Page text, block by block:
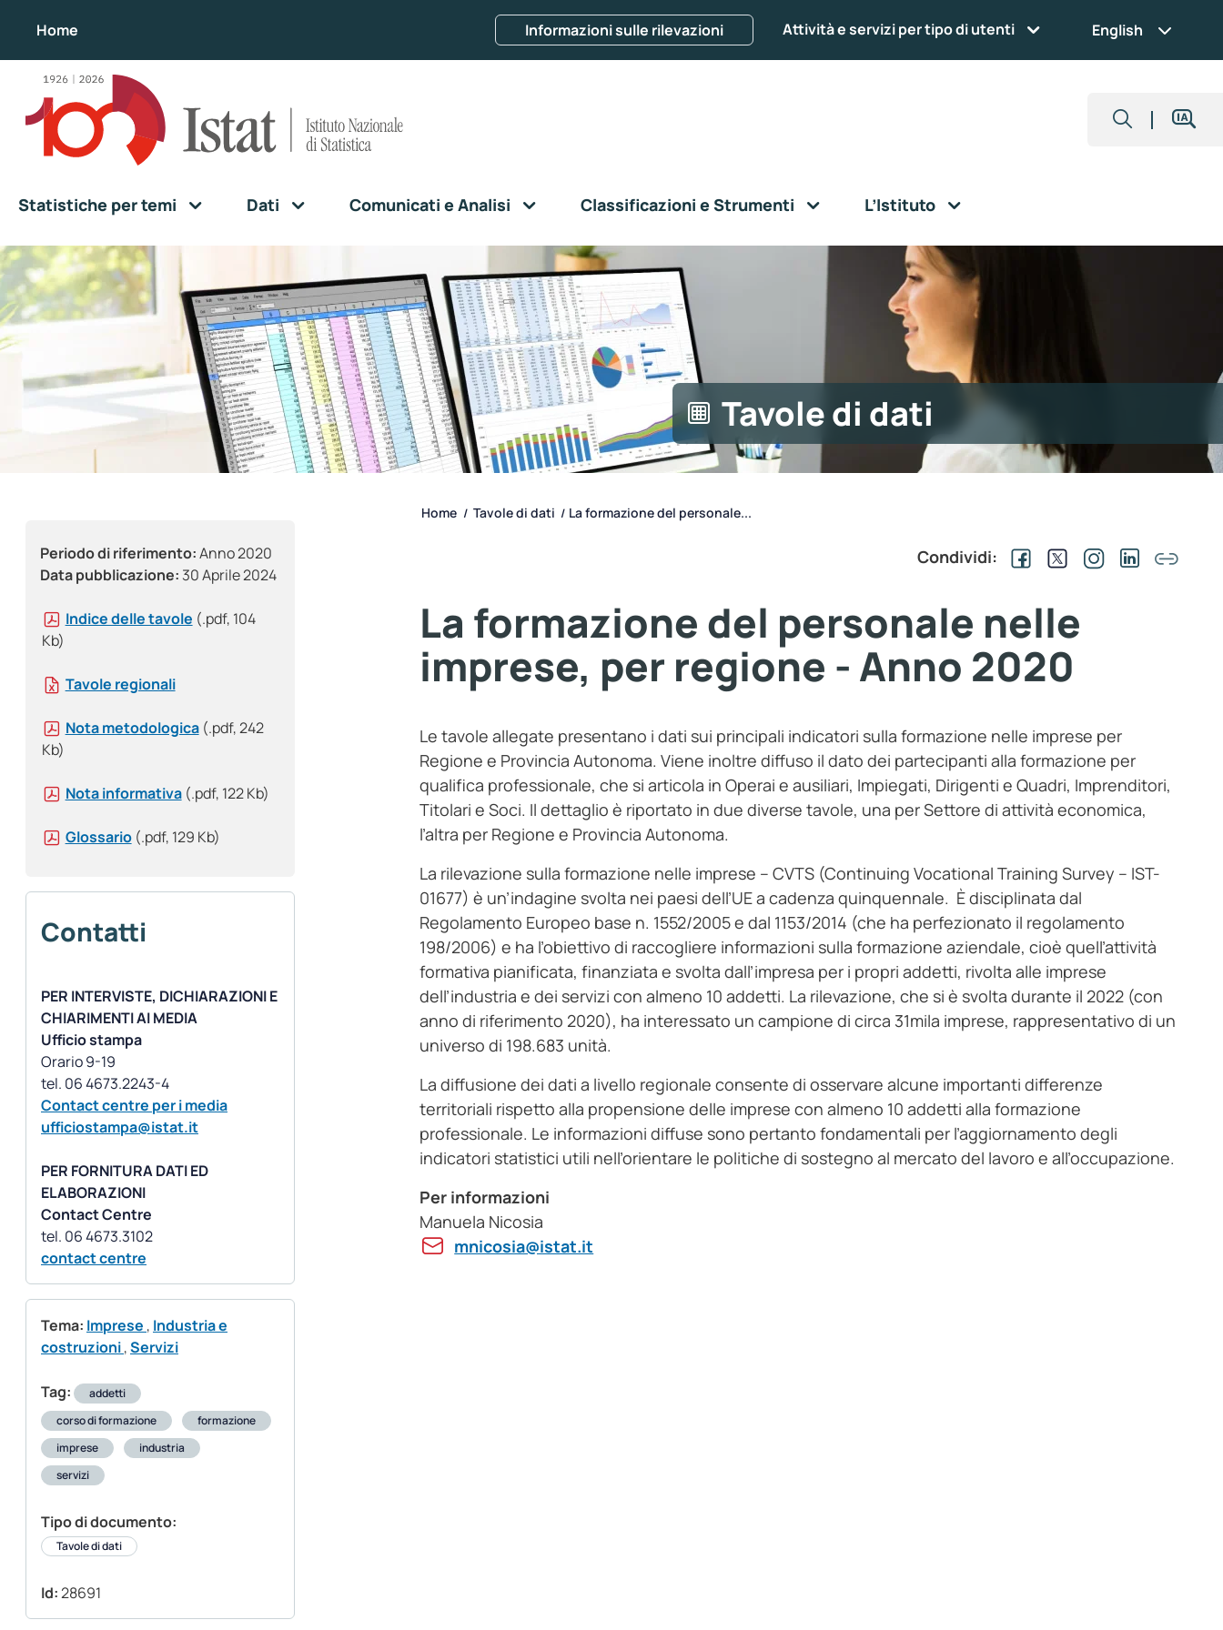
Home Informazioni sulle rilevazioni Attività e servizi per tipo di utenti English
Statistiche per temi Dati Comunicati e Analisi Classificazioni e Strumenti L’Istituto
Tavole di dati
Periodo di riferimento:Anno 2020
Data pubblicazione: 30 Aprile 2024
Indice delle tavole (.pdf, 104
Kb)
Tavole regionali
Nota metodologica (.pdf, 242
Kb)
Nota informativa (.pdf, 122 Kb)
Glossario (.pdf, 129 Kb)
Contatti
PER INTERVISTE, DICHIARAZIONI E
CHIARIMENTI AI MEDIA
Ufficio stampa
Orario 9-19
Contact centre per i media
ufficiostampa@istat.it
PER FORNITURA DATI ED
ELABORAZIONI
Contact Centre
contact centre
Tema: Imprese , Industria e
costruzioni,Servizi
Tag:
addetti
corso di formazione
formazione
imprese
industria
servizi
Tipo di documento:
Tavole di dati
Id:28691
Home / Tavole di dati / La formazione del personale...
Condividi:
La formazione del personale nelle
imprese, per regione - Anno 2020
Le tavole allegate presentano i dati sui principali indicatori sulla formazione nelle imprese per
Regione e Provincia Autonoma. Viene inoltre diffuso il dato dei partecipanti alla formazione per
qualifica professionale, che si articola in Operai e ausiliari, Impiegati, Dirigenti e Quadri, Imprenditori,
Titolari e Soci. Il dettaglio è riportato in due diverse tavole, una per Settore di attività economica,
l’altra per Regione e Provincia Autonoma.
La rilevazione sulla formazione nelle imprese – CVTS (Continuing Vocational Training Survey – IST-
01677) è un’indagine svolta nei paesi dell’UE a cadenza quinquennale. È disciplinata dal
Regolamento Europeo base n. 1552/2005 e dal 1153/2014 (che ha perfezionato il regolamento
198/2006) e ha l’obiettivo di raccogliere informazioni sulla formazione aziendale, cioè quell’attività
formativa pianificata, finanziata e svolta dall’impresa per i propri addetti, rivolta alle imprese
dell’industria e dei servizi con almeno 10 addetti. La rilevazione, che si è svolta durante il 2022 (con
anno di riferimento 2020), ha interessato un campione di circa 31mila imprese, rappresentativo di un
universo di 198.683 unità.
La diffusione dei dati a livello regionale consente di osservare alcune importanti differenze
territoriali rispetto alla propensione delle imprese con almeno 10 addetti alla formazione
professionale. Le informazioni diffuse sono pertanto fondamentali per l’aggiornamento degli
indicatori statistici utili nell’orientare le politiche di sostegno al mercato del lavoro e all’occupazione.
Per informazioni
Manuela Nicosia
mnicosia@istat.it